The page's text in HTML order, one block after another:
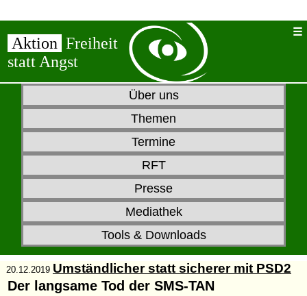
Aktion Freiheit
statt Angst
Über uns
Themen
Termine
RFT
Presse
Mediathek
Tools & Downloads
20.12.2019 Umständlicher statt sicherer mit PSD2
Der langsame Tod der SMS-TAN